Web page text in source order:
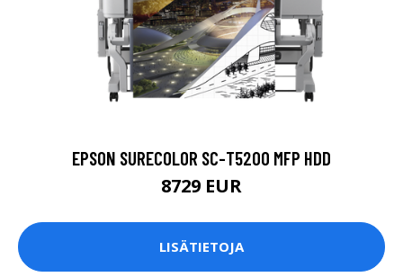
EPSON SURECOLOR SC-T5200 MFP HDD
8729 EUR
LISÄTIETOJA